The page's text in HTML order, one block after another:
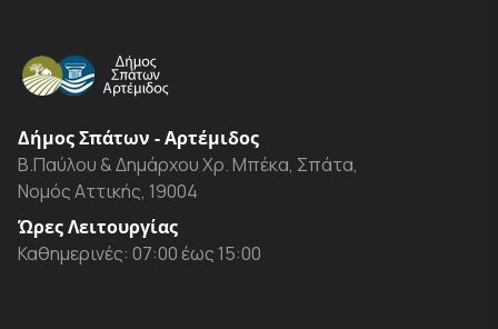
Δήμος Σπάτων - Αρτέμιδος
Β.Παύλου & Δημάρχου Χρ. Μπέκα, Σπάτα,
Νομός Αττικής, 19004
Ώρες Λειτουργίας
Καθημερινές: 07:00 έως 15:00